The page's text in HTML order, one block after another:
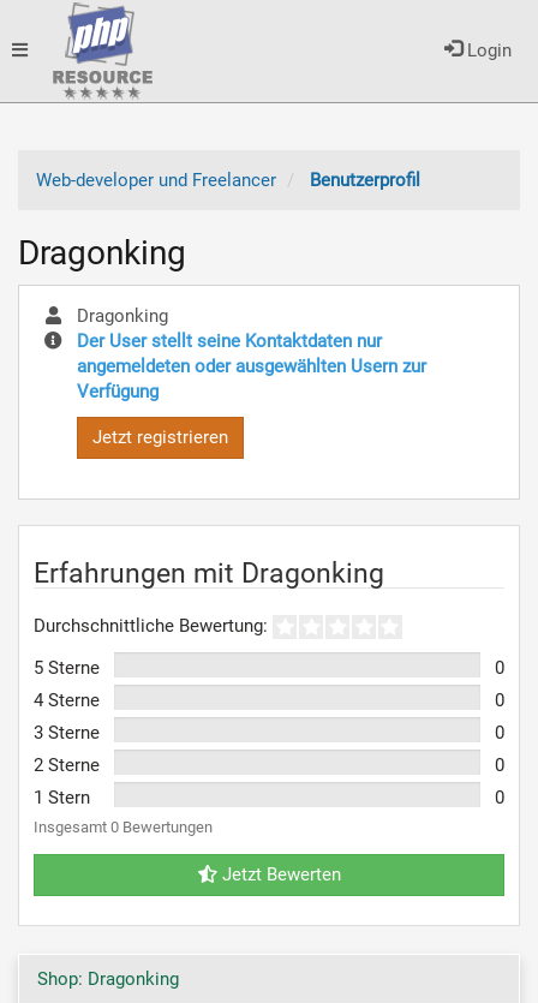
Login
Toggle
Web-developer und Freelancer
Benutzerprofil
Dragonking
Dragonking
Der User stellt seine Kontaktdaten nur
angemeldeten oder ausgewählten Usern zur
Verfügung
Jetzt registrieren
Erfahrungen mit Dragonking
Durchschnittliche Bewertung:
5 Sterne
0
4 Sterne
0
3 Sterne
0
2 Sterne
0
1 Stern
0
Insgesamt 0 Bewertungen
Jetzt Bewerten
Shop: Dragonking